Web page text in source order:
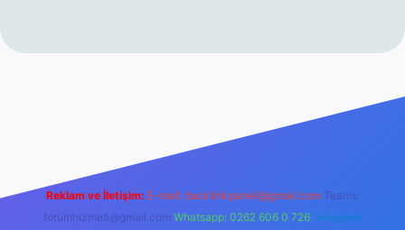
Reklam ve İletişim: E-mail: backlinkpaneli@gmail.com Teams:
forumhizmeti@gmail.com Whatsapp: 0262 606 0 726 Telegram: